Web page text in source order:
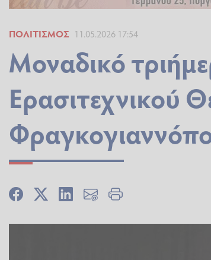
ΠΟΛΙΤΙΣΜΌΣ 11.05.2026 17:54
Μοναδικό
Ερασιτεχνικού